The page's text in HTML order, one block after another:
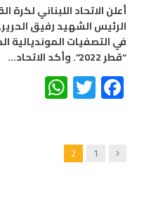
أعلن الاتحاد اللبناني لكرة
الرئيس الشهيد رفيق
في التصفيات المونديالية
“قطر 2022”. وأكد الاتحاد…
Facebook
Twitter
Previous
1
2